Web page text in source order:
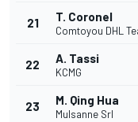
21 T. Coronel
Comtoyou DHL
22 A. Tassi
KCMG
23 M. Qing Hua
Mulsanne Srl